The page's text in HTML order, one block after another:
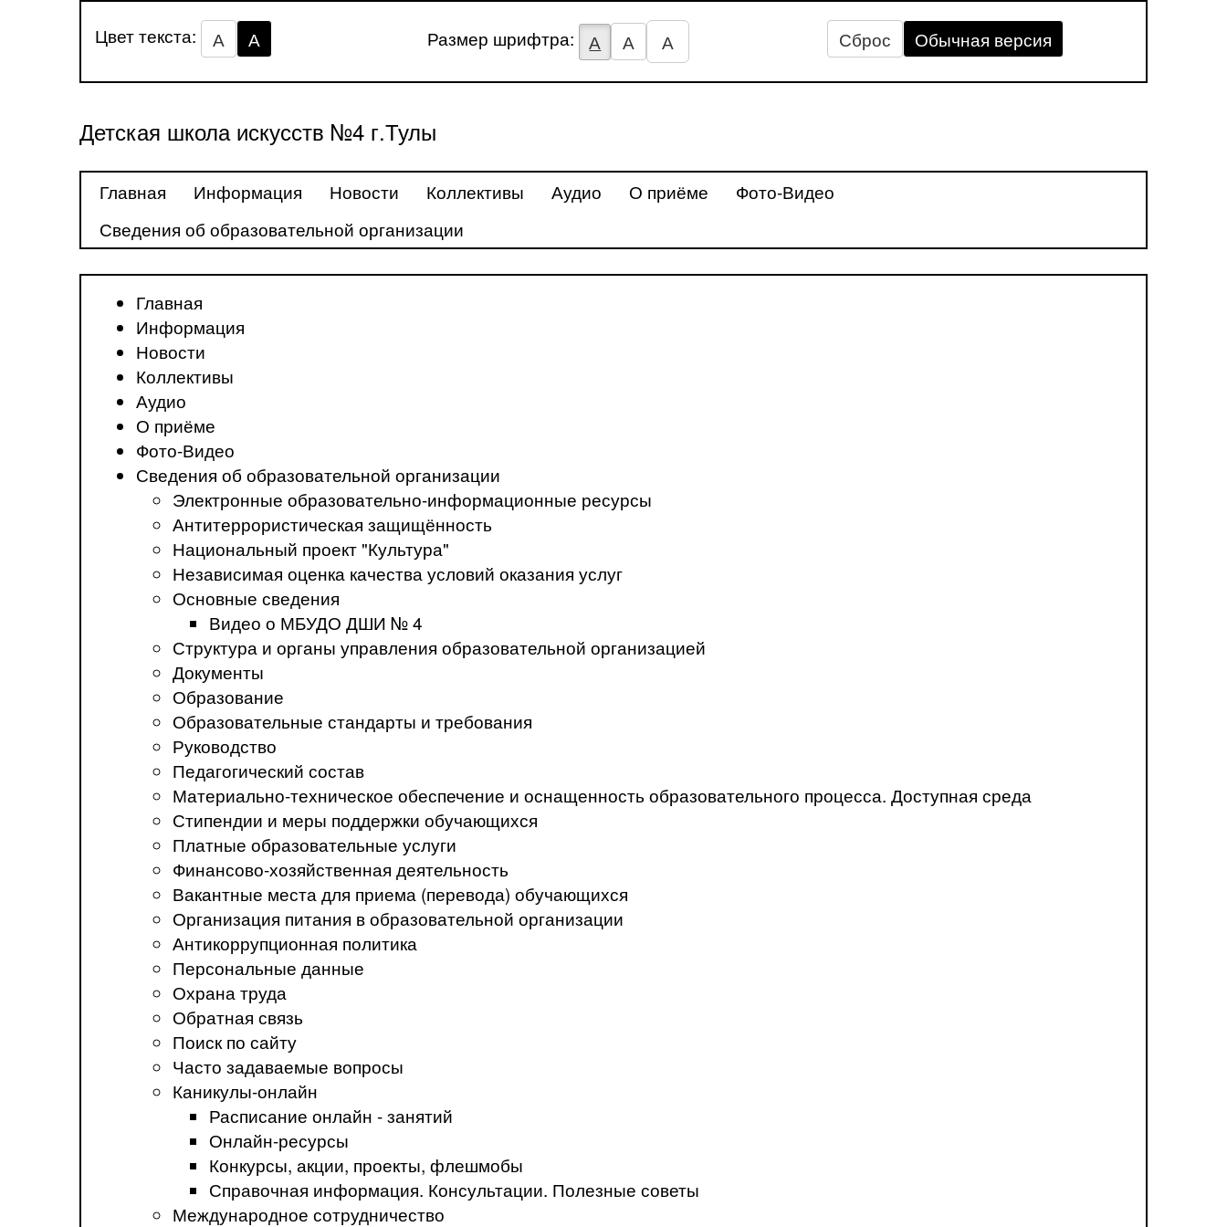
Цвет текста: А А Размер шрифтра: А А А Сброс Обычная версия
Детская школа искусств №4 г.Тулы
Главная Информация Новости Коллективы Аудио О приёме
Фото-Видео
Сведения об образовательной организации
Главная
Информация
Новости
Коллективы
Аудио
О приёме
Фото-Видео
Сведения об образовательной организации
Электронные образовательно-информационные ресурсы
Антитеррористическая защищённость
Национальный проект "Культура"
Независимая оценка качества условий оказания услуг
Основные сведения
Видео о МБУДО ДШИ № 4
Структура и органы управления образовательной организацией
Документы
Образование
Образовательные стандарты и требования
Руководство
Педагогический состав
Материально-техническое обеспечение и оснащенность образовательного процесса. Доступная среда
Стипендии и меры поддержки обучающихся
Платные образовательные услуги
Финансово-хозяйственная деятельность
Вакантные места для приема (перевода) обучающихся
Организация питания в образовательной организации
Антикоррупционная политика
Персональные данные
Охрана труда
Обратная связь
Поиск по сайту
Часто задаваемые вопросы
Каникулы-онлайн
Расписание онлайн - занятий
Онлайн-ресурсы
Конкурсы, акции, проекты, флешмобы
Справочная информация. Консультации. Полезные советы
Международное сотрудничество